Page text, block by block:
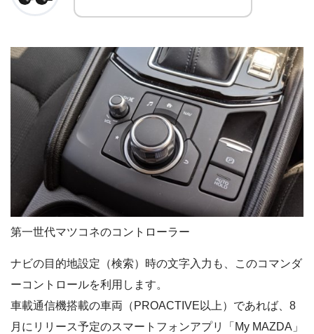
第一世代マツコネのコントローラー
ナビの目的地設定（検索）時の文字入力も、このコマンダ
ーコントロールを利用します。
車載通信機搭載の車両（PROACTIVE以上）であれば、8
月にリリース予定のスマートフォンアプリ「My MAZDA」